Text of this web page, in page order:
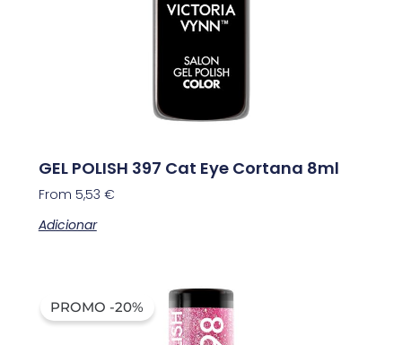
GEL POLISH 397 Cat Eye Cortana 8ml
From 5,53 €
Adicionar
PROMO -20%